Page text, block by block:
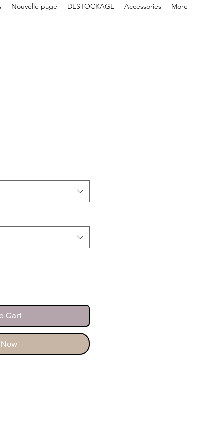
Nouvelle page DESTOCKAGE Accessories More
Cart